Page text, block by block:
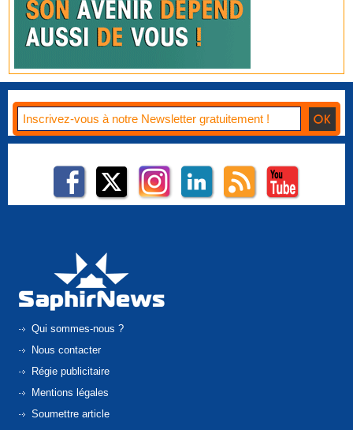
Qui sommes-nous ?
Nous contacter
Régie publicitaire
Mentions légales
Soumettre article